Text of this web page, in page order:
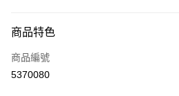
信用卡一次付款
信用卡分期付款
商品特色
商品編號
5370080